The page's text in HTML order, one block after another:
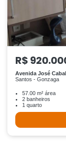
R$
Avenida José
Santos - Gonzaga
57.00 m² área
2 banheiros
1 quarto